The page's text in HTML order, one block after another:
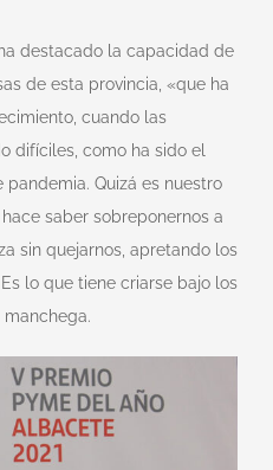
destacado la capacidad de
de esta provincia, «que ha
cuando las
difíciles, como ha sido el
Quizá es nuestro
saber sobreponernos a
sin quejarnos, apretando los
lo que tiene criarse bajo los